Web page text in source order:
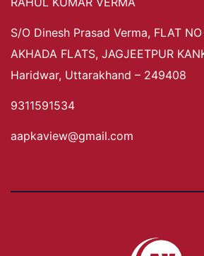
S/O Dinesh Prasad Verma, FLAT
AKHADA FLATS, JAGJEETPUR
Haridwar, Uttarakhand – 249408
9311591534
aapkaview@gmail.com